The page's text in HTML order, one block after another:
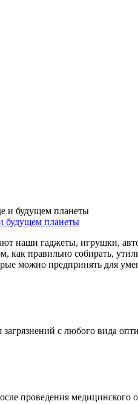
будущем планеты
наши гаджеты, игрушки,
правильно собирать,
можно предпринять для
с любого вида
проведения